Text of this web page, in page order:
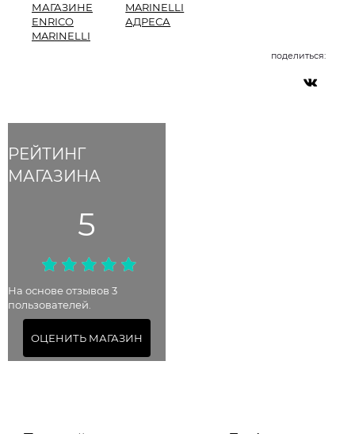
РЕЙТИНГ
МАГАЗИНА
5
На основе отзывов 3
пользователей.
ОЦЕНИТЬ МАГАЗИН
МАГАЗИНЕ
ENRICO
MARINELLI
MARINELLI
АДРЕСА
поделиться: